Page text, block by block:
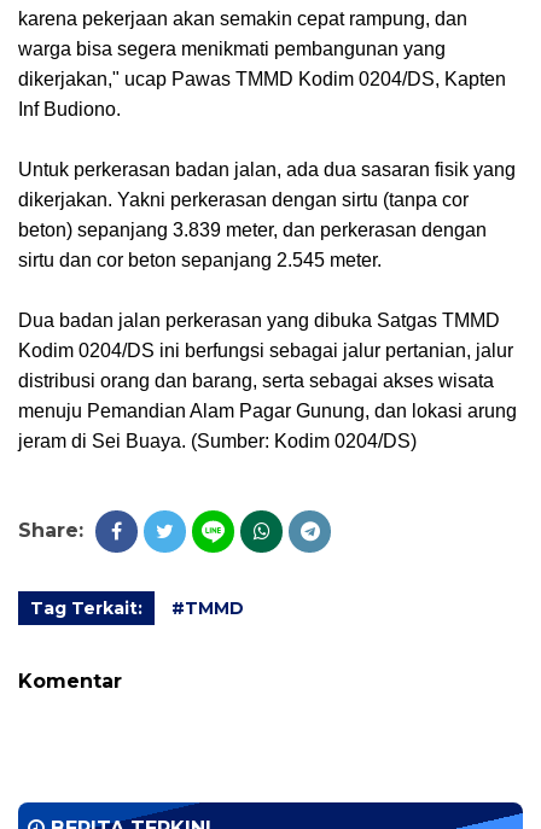
karena pekerjaan akan semakin cepat rampung, dan
warga bisa segera menikmati pembangunan yang
dikerjakan," ucap Pawas TMMD Kodim 0204/DS, Kapten
Inf Budiono.
Untuk perkerasan badan jalan, ada dua sasaran fisik yang
dikerjakan. Yakni perkerasan dengan sirtu (tanpa cor
beton) sepanjang 3.839 meter, dan perkerasan dengan
sirtu dan cor beton sepanjang 2.545 meter.
Dua badan jalan perkerasan yang dibuka Satgas TMMD
Kodim 0204/DS ini berfungsi sebagai jalur pertanian, jalur
distribusi orang dan barang, serta sebagai akses wisata
menuju Pemandian Alam Pagar Gunung, dan lokasi arung
jeram di Sei Buaya. (Sumber: Kodim 0204/DS)
Share:
Tag Terkait: #TMMD
Komentar